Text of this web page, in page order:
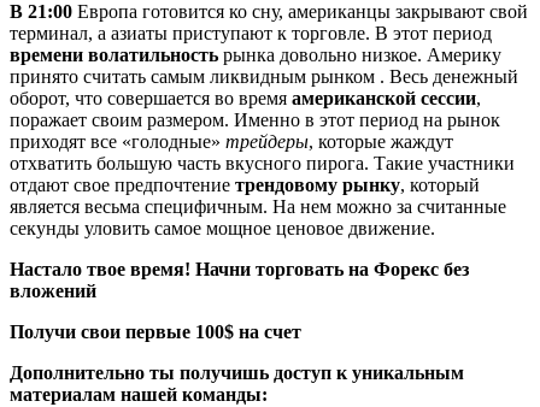
В 21:00 Европа готовится ко сну, американцы закрывают свой
терминал, а азиаты приступают к торговле. В этот период
времени волатильность рынка довольно низкое. Америку
принято считать самым ликвидным рынком . Весь денежный
оборот, что совершается во время американской сессии,
поражает своим размером. Именно в этот период на рынок
приходят все «голодные» трейдеры, которые жаждут
отхватить большую часть вкусного пирога. Такие участники
отдают свое предпочтение трендовому рынку, который
является весьма специфичным. На нем можно за считанные
секунды уловить самое мощное ценовое движение.
Настало твое время! Начни торговать на Форекс без
вложений
Получи свои первые 100$ на счет
Дополнительно ты получишь доступ к уникальным
материалам нашей команды: